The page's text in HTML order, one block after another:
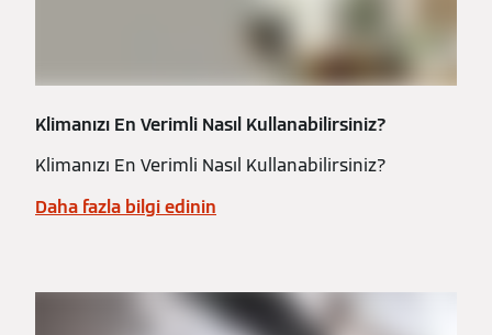
Klimanızı En Verimli Nasıl Kullanabilirsiniz?
Klimanızı En Verimli Nasıl Kullanabilirsiniz?
Daha fazla bilgi edinin